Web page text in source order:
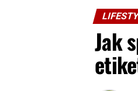
Jak